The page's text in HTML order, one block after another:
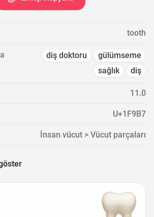
tooth
diş doktoru
gülümseme
sağlık
diş
11.0
U+1F9B7
İnsan vücut > Vücut parçaları